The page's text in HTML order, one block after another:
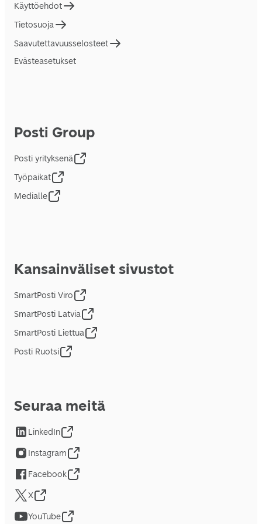
Käyttöehdot
Tietosuoja
Saavutettavuusselosteet
Evästeasetukset
Posti Group
Posti yrityksenä
Työpaikat
Medialle
Kansainväliset sivustot
SmartPosti Viro
SmartPosti Latvia
SmartPosti Liettua
Posti Ruotsi
Seuraa meitä
LinkedIn
Instagram
Facebook
X
YouTube